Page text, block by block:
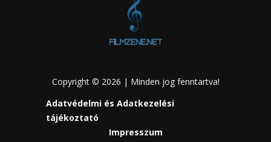
Copyright © 2026 | Minden jog fenntartva!
Adatvédelmi és Adatkezelési
tájékoztató
Impresszum